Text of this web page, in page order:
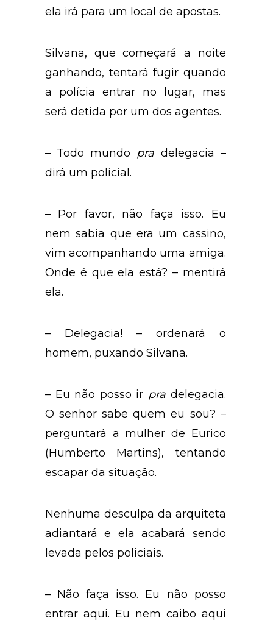
ela irá para um local de apostas.
Silvana, que começará a noite
ganhando, tentará fugir quando
a polícia entrar no lugar, mas
será detida por um dos agentes.
– Todo mundo pra delegacia –
dirá um policial.
– Por favor, não faça isso. Eu
nem sabia que era um cassino,
vim acompanhando uma amiga.
Onde é que ela está? – mentirá
ela.
– Delegacia! – ordenará o
homem, puxando Silvana.
– Eu não posso ir pra delegacia.
O senhor sabe quem eu sou? –
perguntará a mulher de Eurico
(Humberto Martins), tentando
escapar da situação.
Nenhuma desculpa da arquiteta
adiantará e ela acabará sendo
levada pelos policiais.
– Não faça isso. Eu não posso
entrar aqui. Eu nem caibo aqui